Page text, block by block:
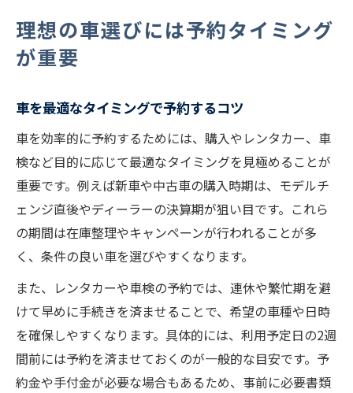
理想の車選びには予約タイミング
が重要
車を最適なタイミングで予約するコツ
車を効率的に予約するためには、購入やレンタカー、車
検など目的に応じて最適なタイミングを見極めることが
重要です。例えば新車や中古車の購入時期は、モデルチ
ェンジ直後やディーラーの決算期が狙い目です。これら
の期間は在庫整理やキャンペーンが行われることが多
く、条件の良い車を選びやすくなります。
また、レンタカーや車検の予約では、連休や繁忙期を避
けて早めに手続きを済ませることで、希望の車種や日時
を確保しやすくなります。具体的には、利用予定日の2週
間前には予約を済ませておくのが一般的な目安です。予
約金や手付金が必要な場合もあるため、事前に必要書類